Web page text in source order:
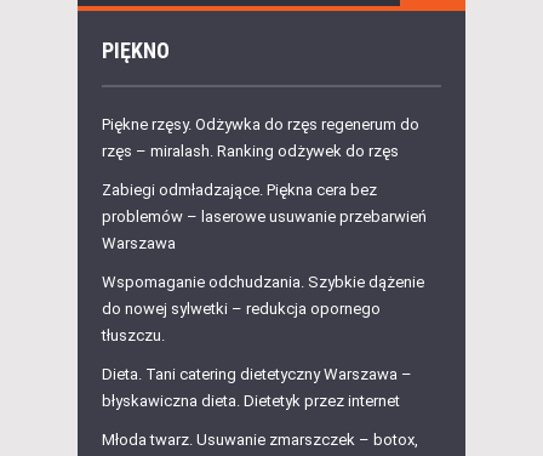
PIĘKNO
Piękne rzęsy. Odżywka do rzęs regenerum do
rzęs – miralash. Ranking odżywek do rzęs
Zabiegi odmładzające. Piękna cera bez
problemów – laserowe usuwanie przebarwień
Warszawa
Wspomaganie odchudzania. Szybkie dążenie
do nowej sylwetki – redukcja opornego
tłuszczu.
Dieta. Tani catering dietetyczny Warszawa –
błyskawiczna dieta. Dietetyk przez internet
Młoda twarz. Usuwanie zmarszczek – botox,